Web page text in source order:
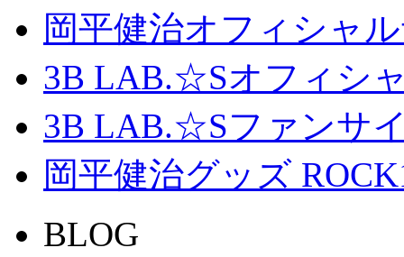
岡平健治オフィシャ
3B LAB.☆Sオフィシ
3B LAB.☆Sファンサイ
岡平健治グッズ
BLOG